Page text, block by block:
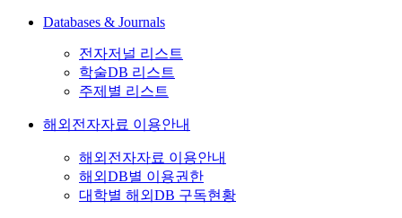
Databases & Journals
전자저널 리스트
학술DB 리스트
주제별 리스트
해외전자자료 이용안내
해외전자자료 이용안내
해외DB별 이용권한
대학별 해외DB 구독현황